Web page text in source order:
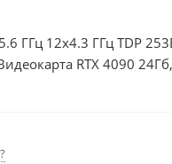
ГГц 12x4.3 ГГц TDP
RTX 4090
2Тб, БП 850Вт